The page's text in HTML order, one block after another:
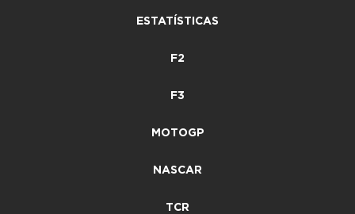
ESTATÍSTICAS
F2
F3
MOTOGP
NASCAR
TCR